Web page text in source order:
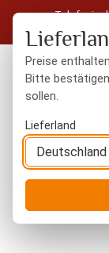
Zum Hauptinhalt
Kostenloser
Preise
Bitte
sollen.
Lieferland